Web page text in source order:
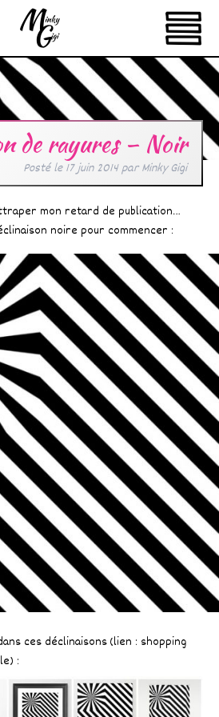
de rayures – Noir
Posté le17 juin 2014parMinky Gigi
mon retard de publication…
noire pour commencer :
ces déclinaisons (lien : shopping
: